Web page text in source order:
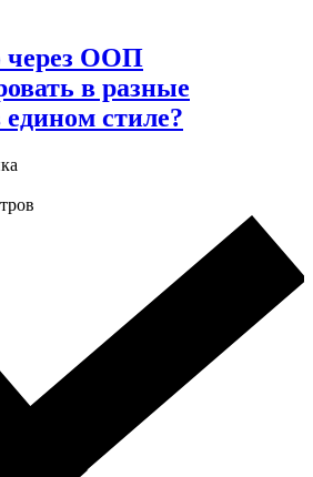
через ООП
в разные
стиле?